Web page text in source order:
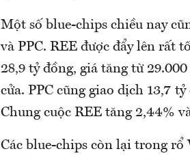
Một số blue-chips chiều nay
và PPC. REE được đẩy lên rất
28,9 tỷ đồng, giá tăng từ
cửa. PPC cũng giao dịch 13,7
Chung cuộc REE tăng 2,44%
Các blue-chips còn lại trong rổ